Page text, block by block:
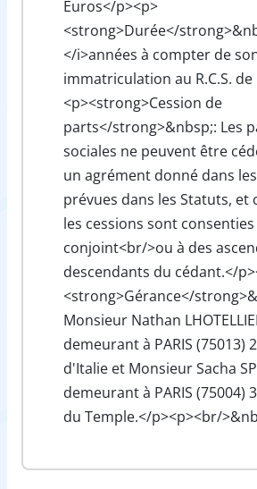
Euros</p><p>
<strong>Durée</
</i>années à compter de
immatriculation au R.C.S. de
<p><strong>Cession de
parts</strong>&nbsp;: Les
sociales ne peuvent être
un agrément donné dans
prévues dans les Statuts, et
les cessions sont consenties
conjoint<br/>ou à des
descendants du cédant.</
<strong>Gérance</
Monsieur Nathan
demeurant à PARIS (75013)
d'Italie et Monsieur Sacha
demeurant à PARIS (75004)
du Temple.</p><p><br/